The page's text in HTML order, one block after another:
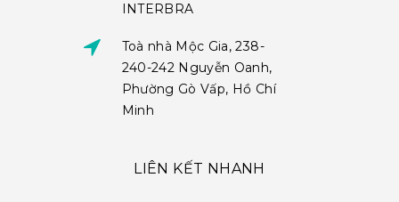
INTERBRA
Toà nhà Mộc Gia, 238-
240-242 Nguyễn Oanh,
Phường Gò Vấp, Hồ Chí
Minh
LIÊN KẾT NHANH